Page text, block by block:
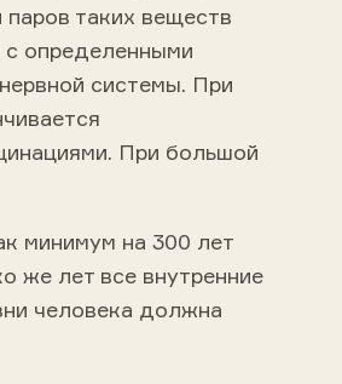
таких веществ
с определенными
системы. При
При большой
минимум на 300 лет
же лет все внутренние
человека должна